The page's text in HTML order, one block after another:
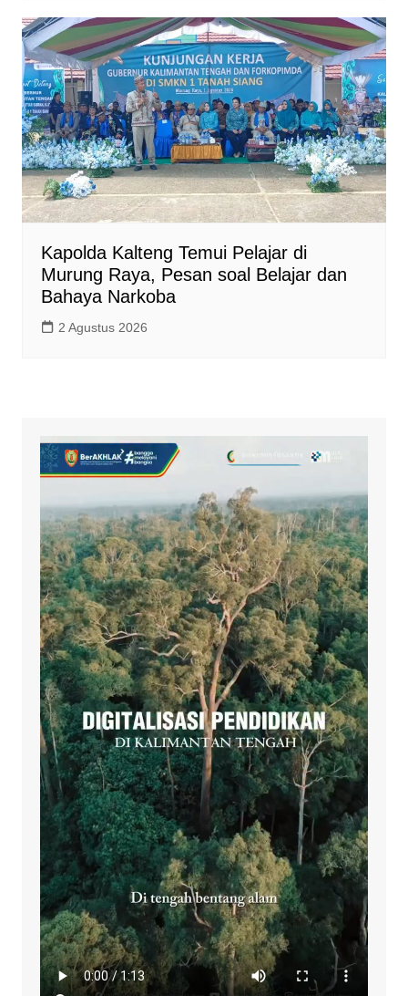
Kapolda Kalteng Temui Pelajar di
Murung Raya, Pesan soal Belajar dan
Bahaya Narkoba
2 Agustus 2026